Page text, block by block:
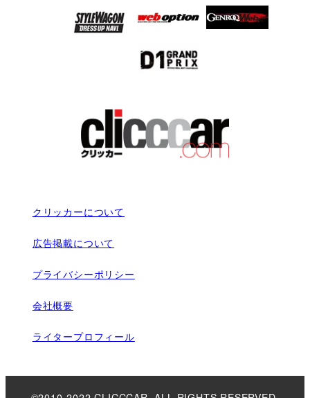
クリッカーについて
広告掲載について
プライバシーポリシー
会社概要
ライタープロフィール